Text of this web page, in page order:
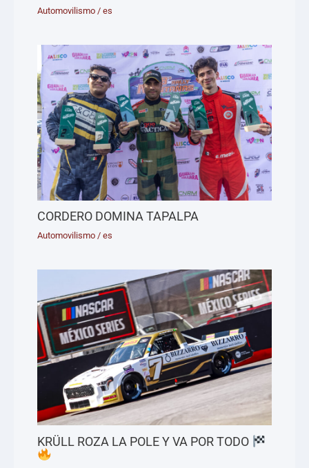
Automovilismo /es
CORDERO DOMINA TAPALPA
Automovilismo /es
KRÜLL ROZA LA POLE Y VA POR TODO